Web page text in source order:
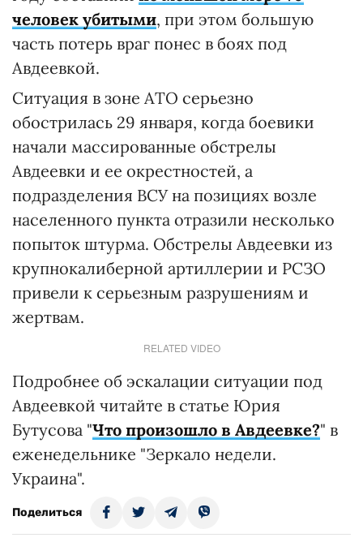
человек убитыми, при этом большую
часть потерь враг понес в боях под
Авдеевкой.
Ситуация в зоне АТО серьезно
обострилась 29 января, когда боевики
начали массированные обстрелы
Авдеевки и ее окрестностей, а
подразделения ВСУ на позициях возле
населенного пункта отразили несколько
попыток штурма. Обстрелы Авдеевки из
крупнокалиберной артиллерии и РСЗО
привели к серьезным разрушениям и
жертвам.
RELATED VIDEO
Подробнее об эскалации ситуации под
Авдеевкой читайте в статье Юрия
Бутусова "Что произошло в Авдеевке?" в
еженедельнике "Зеркало недели.
Украина".
Поделиться